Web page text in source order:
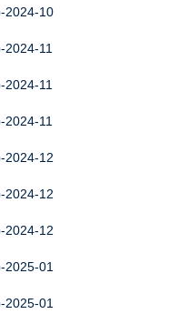
2024-10
2024-11
2024-11
2024-11
2024-12
2024-12
2024-12
2025-01
2025-01